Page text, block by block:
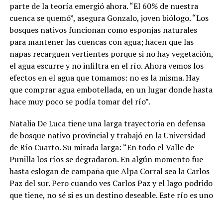
parte de la teoría emergió ahora. “El 60% de nuestra
cuenca se quemó”, asegura Gonzalo, joven biólogo. “Los
bosques nativos funcionan como esponjas naturales
para mantener las cuencas con agua; hacen que las
napas recarguen vertientes porque si no hay vegetación,
el agua escurre y no infiltra en el río. Ahora vemos los
efectos en el agua que tomamos: no es la misma. Hay
que comprar agua embotellada, en un lugar donde hasta
hace muy poco se podía tomar del río”.
Natalia De Luca tiene una larga trayectoria en defensa
de bosque nativo provincial y trabajó en la Universidad
de Río Cuarto. Su mirada larga: “En todo el Valle de
Punilla los ríos se degradaron. En algún momento fue
hasta eslogan de campaña que Alpa Corral sea la Carlos
Paz del sur. Pero cuando ves Carlos Paz y el lago podrido
que tiene, no sé si es un destino deseable. Este río es uno